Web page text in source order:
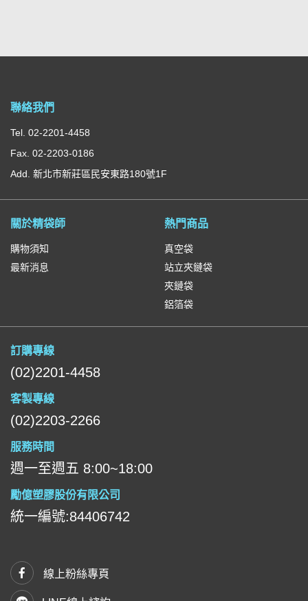
聯絡我們
Tel. 02-2201-4458
Fax. 02-2203-0186
Add. 新北市新莊區民安東路180號1F
關於精袋師
購物須知
最新消息
熱門商品
真空袋
站立夾鏈袋
夾鏈袋
鋁箔袋
訂購專線
(02)2201-4458
客製專線
(02)2203-2266
服務時間
週一至週五 8:00~18:00
勵億塑膠股份有限公司
統一編號:84406742
線上粉絲專頁